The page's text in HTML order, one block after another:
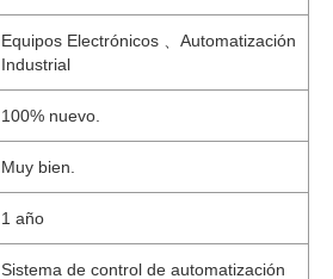
Equipos Electrónicos 、Automatización
Industrial
100% nuevo.
Muy bien.
1 año
Sistema de control de automatización